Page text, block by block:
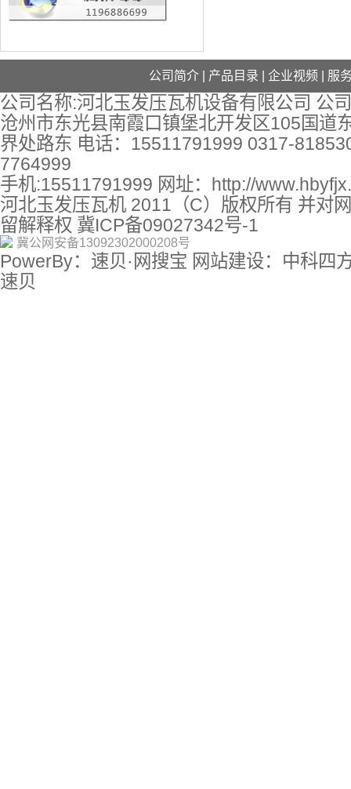
公司简介 产品目录 企业视频 服
公司名称:河北玉发压瓦机设备有限公司 公
沧州市东光县南霞口镇堡北开发区105国道
界处路东 电话：15511791999 0317-
7764999
手机:15511791999 网址： http://
河北玉发压瓦机 2011（C）版权所有 并对
留解释权 冀ICP备09027342号-1
冀公网安备13092302000208号
PowerBy：速贝·网搜宝 网站建设：中科四
速贝